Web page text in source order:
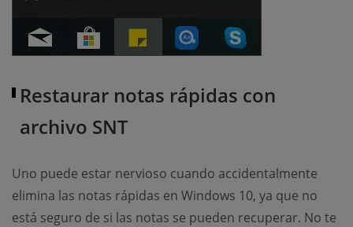
Restaurar notas rápidas con
archivo SNT
Uno puede estar nervioso cuando accidentalmente
elimina las notas rápidas en Windows 10, ya que no
está seguro de si las notas se pueden recuperar. No te